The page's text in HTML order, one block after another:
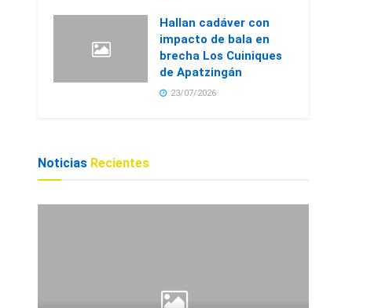
Hallan cadáver con
impacto de bala en
brecha Los Cuiniques
de Apatzingán
23/07/2026
Noticias Recientes